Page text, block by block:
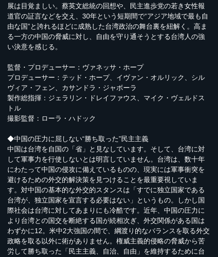
展は目覚ましい。蔡英文総統の回想や、民主進歩党の若き女性報
道官の証言などを交え、30年という短期間で“アジア地域で最も自
由な国”と誇れるほどに成熟した台湾政治の舞台裏を紐解く。高ま
る一方の中国の脅威に対し、自由を守り通そうとする台湾人の強
い決意を感じる。
監督・プロデューサー：ヴァネッサ・ホープ
プロデューサー：テッド・ホープ、イヴァン・オルリック、シル
ヴィア・フェン、カサンドラ・ジャボーラ
製作総指揮：ジェラリン・ドレイファウス、マイク・ヴェルドス
トル
撮影監督：ローラ・ハドック
◆中国の圧力に屈しない“勝ち取った”民主主義
中国は台湾を自国の「省」と見なしています。そして、台湾に対
して軍事力を行使しないとは明言していません。台湾は、数十年
にわたって中国の侵攻に備えているものの、現実には軍事衝突を
避けるための外交的解決策を見つけることを最重要視していま
す。対中国の基本的な外交的スタンスは「すでに独立国家である
台湾が、独立国家を宣言する必要はない」というもの。しかし国
際社会は台湾に対してあまりにも冷酷です。近年、中国の圧力に
より台湾との国交を断絶する国が続相次ぎ、外交関係がある国は
わずかに12。米中2大強国の間で、綱渡り的なバランスを取る外交
政略を取る以外に術がありません。権威主義的侵略の脅威から苦
労して勝ち取った「民主主義、自治、自由」を維持するために台